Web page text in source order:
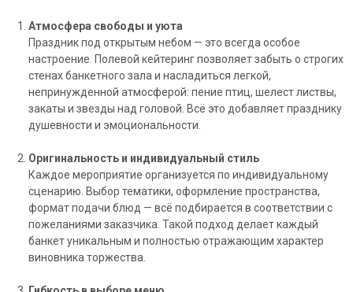
Атмосфера свободы и уюта
Праздник под открытым небом — это всегда особое
настроение. Полевой кейтеринг позволяет забыть о строгих
стенах банкетного зала и насладиться легкой,
непринужденной атмосферой: пение птиц, шелест листвы,
закаты и звезды над головой. Всё это добавляет празднику
душевности и эмоциональности.
Оригинальность и индивидуальный стиль
Каждое мероприятие организуется по индивидуальному
сценарию. Выбор тематики, оформление пространства,
формат подачи блюд — всё подбирается в соответствии с
пожеланиями заказчика. Такой подход делает каждый
банкет уникальным и полностью отражающим характер
виновника торжества.